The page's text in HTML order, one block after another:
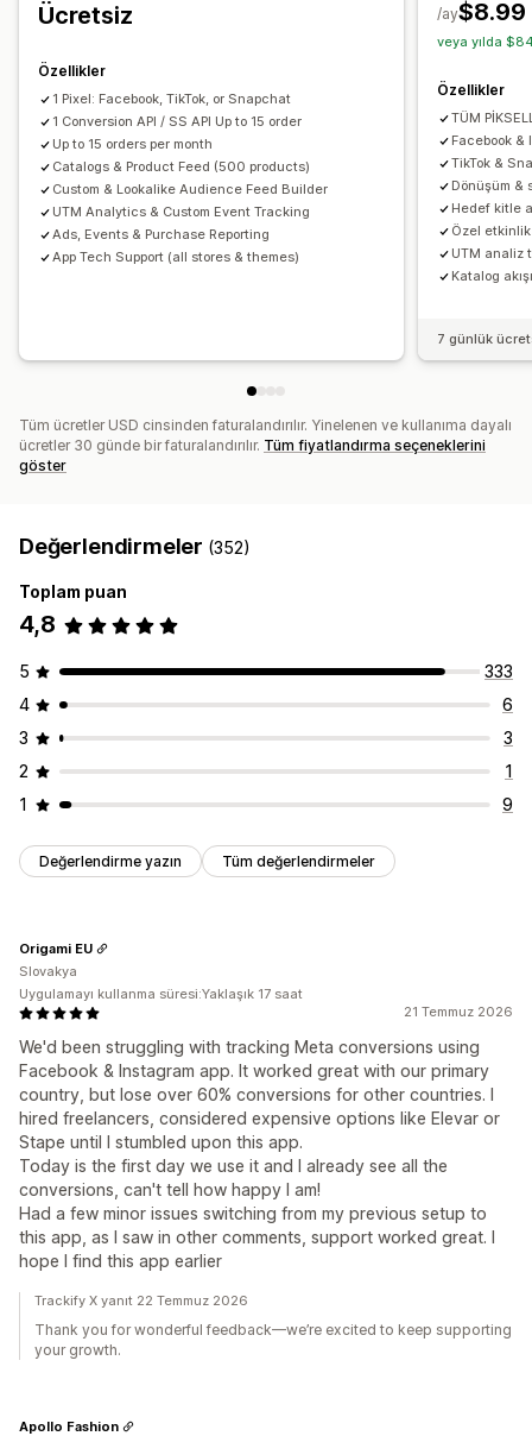
Performans analizleri
Etkileşim ölçümleri
Dönüşüm izleme
Edinme başına maliyet
Kontrol panelleri
Demografik analiz Gösterim sayımı
UTM öz nitelikleri
Trafik kaynakları
Yarım bırakılmış sepet
Görseller ve raporlar
Analizler kontrol paneli
Dışa veri aktarma
Geçmiş analizi Bildirimler
Ücretsiz
Özellikler
1 Pixel: Facebook, TikTok, or Snapchat
1 Conversion API / SS API Up to 15 order
Up to 15 orders per month
Catalogs & Product Feed (500 products)
Custom & Lookalike Audience Feed Builder
UTM Analytics & Custom Event Tracking
Ads, Events & Purchase Reporting
App Tech Support (all stores & themes)
$8.99
/ay
veya yılda
Özellikler
TÜM
Facebook &
TikTok &
Dönüşüm &
Hedef kitle
Özel
UTM analiz
Katalog
7 günlük
Tüm ücretler USD cinsinden faturalandırılır. Yinelenen ve kullanıma dayalı
ücretler 30 günde bir faturalandırılır. Tüm fiyatlandırma seçeneklerini
göster
Değerlendirmeler (352)
Toplam puan
4,8
5
333
4
6
3
3
2
1
1
9
Değerlendirme yazın Tüm değerlendirmeler
21 Temmuz 2026
We'd been struggling with tracking Meta conversions using
Facebook & Instagram app. It worked great with our primary
country, but lose over 60% conversions for other countries. I
hired freelancers, considered expensive options like Elevar or
Stape until I stumbled upon this app.
Today is the first day we use it and I already see all the
conversions, can't tell how happy I am!
Had a few minor issues switching from my previous setup to
this app, as I saw in other comments, support worked great. I
hope I find this app earlier
Origami EU
Slovakya
Uygulamayı kullanma süresi:Yaklaşık 17 saat
Trackify X yanıt 22 Temmuz 2026
Thank you for wonderful feedback—we’re excited to keep supporting
your growth.
Apollo Fashion